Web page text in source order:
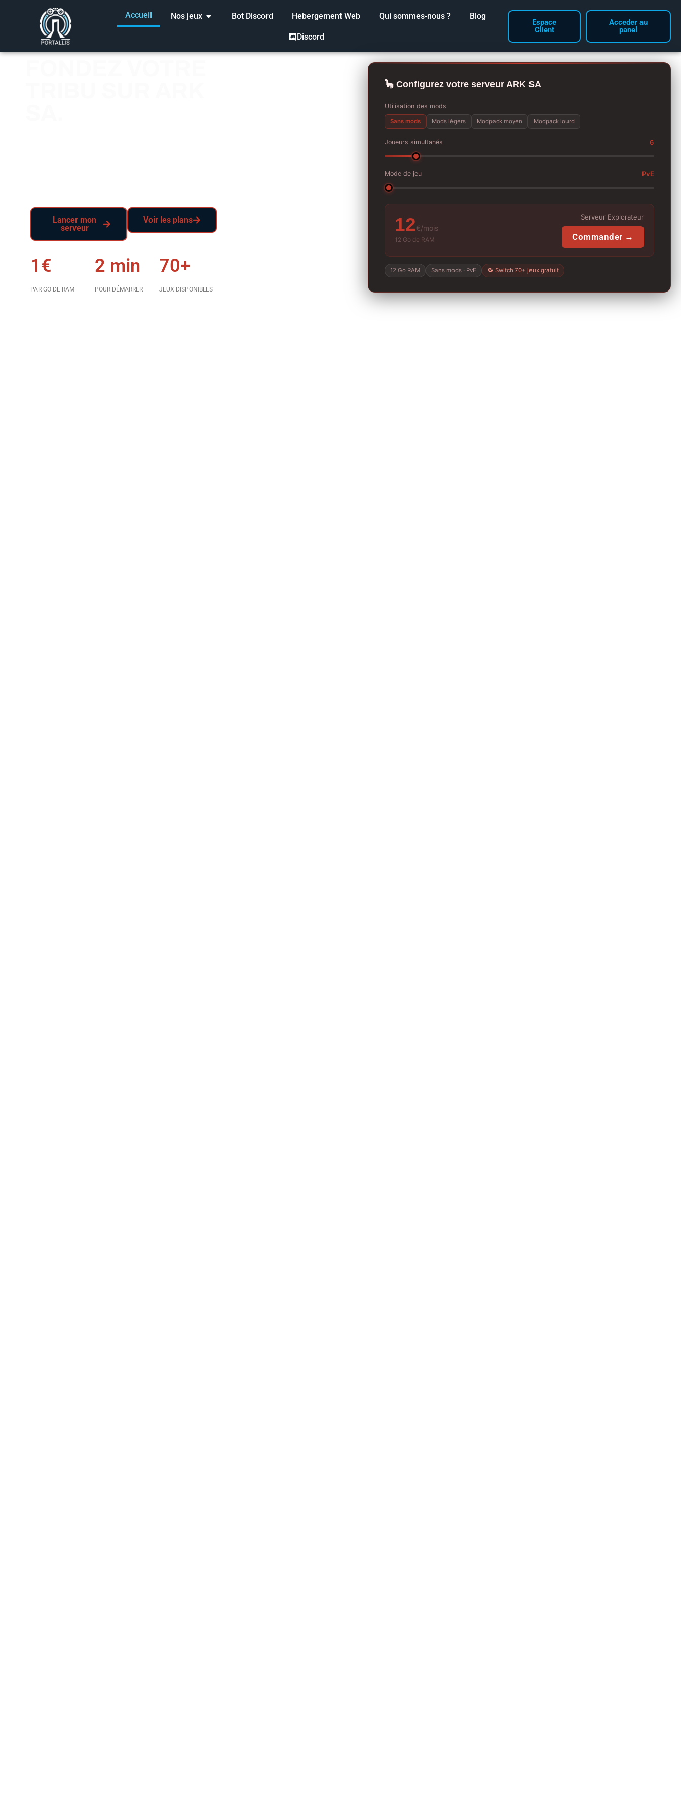
Accueil Nos jeux Bot Discord Hebergement Web Qui sommes-nous ? Blog
Discord
Espace
Client
Acceder au
panel
Lancer mon
serveur
Voir les plans
1€
PAR GO DE RAM
2 min
POUR DÉMARRER
70+
JEUX DISPONIBLES
🦕 Configurez votre serveur ARK SA
Utilisation des mods
Sans mods Mods légers Modpack moyen Modpack lourd
Joueurs simultanés 6
Mode de jeu PvE
12€/mois
12 Go de RAM
Serveur Explorateur
Commander →
12 Go RAM Sans mods · PvE 🔁 Switch 70+ jeux gratuit